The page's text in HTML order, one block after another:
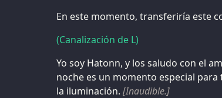
En este momento, transferiría este
(Canalización de L)
Yo soy Hatonn, y los saludo con el
noche es un momento especial
la iluminación. [Inaudible.]